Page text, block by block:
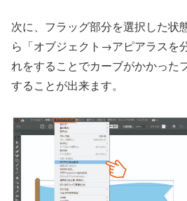
次に、フラッグ部分を選択した状
ら「オブジェクト→アピアラスを
れをすることでカーブがかかった
することが出来ます。